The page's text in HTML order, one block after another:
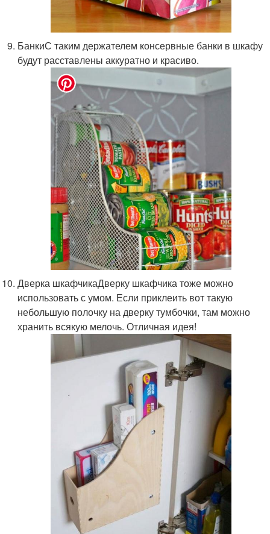
БанкиС таким держателем консервные банки в шкафу
будут расставлены аккуратно и красиво.
Дверка шкафчикаДверку шкафчика тоже можно
использовать с умом. Если приклеить вот такую
небольшую полочку на дверку тумбочки, там можно
хранить всякую мелочь. Отличная идея!